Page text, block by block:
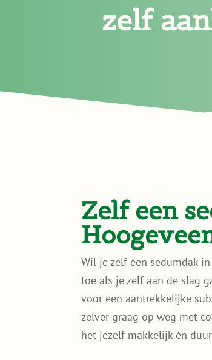
zelf
Zelf een
Wil je zelf een sedumdak
toe als je zelf aan de slag
voor een aantrekkelijke
zelver graag op weg met
het jezelf makkelijk én